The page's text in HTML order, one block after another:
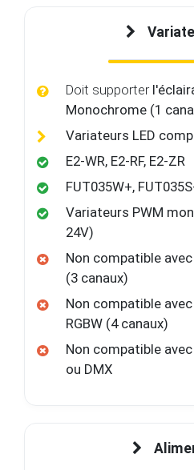
Monochrome (1
Variateurs LED
E2-WR, E2-RF, E2-ZR
FUT035W+,
Variateurs PWM
24V)
Non compatible avec
(3 canaux)
Non compatible
RGBW (4 canaux)
Non compatible avec
ou DMX